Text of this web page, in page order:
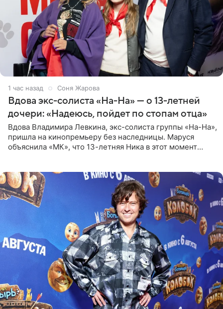
1 час назад Соня Жарова
Вдова экс-солиста «На-На» — о 13-летней
дочери: «Надеюсь, пойдет по стопам отца»
Вдова Владимира Левкина, экс-солиста группы «На-На»,
пришла на кинопремьеру без наследницы. Маруся
объяснила «МК», что 13-летняя Ника в этот момент